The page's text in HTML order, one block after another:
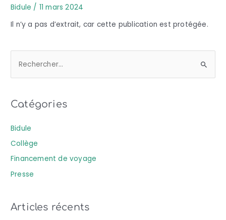
Bidule / 11 mars 2024
Il n’y a pas d’extrait, car cette publication est protégée.
e
h
r
c
h
e
Catégories
Bidule
Collège
Financement de voyage
Presse
Articles récents